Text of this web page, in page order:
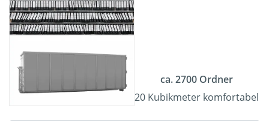
ca. 2700 Ordner
20 Kubikmeter komfortabel